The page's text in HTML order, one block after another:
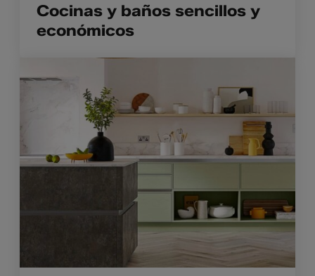
Cocinas y baños sencillos y
económicos